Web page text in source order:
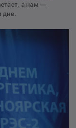
а нам —
дне.